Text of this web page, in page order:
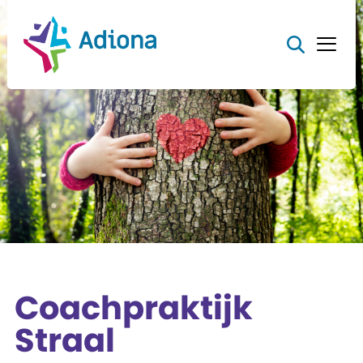
Coachpraktijk
Straal